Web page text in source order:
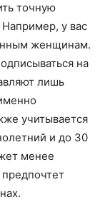
точную
Например, у вас
женщинам.
на
лишь
учитывается
и до 30
менее